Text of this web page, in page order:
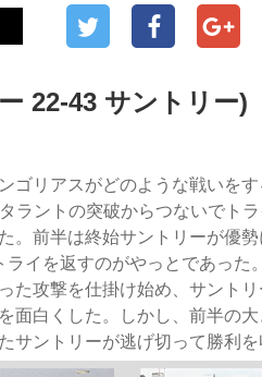
22-43 サントリー)
ゴリアスがどのような戦いを
ラントの突破からつないでト
。前半は終始サントリーが優
イを返すのがやっとであった。
た攻撃を仕掛け始め、サント
面白くした。しかし、前半の
サントリーが逃げ切って勝利を